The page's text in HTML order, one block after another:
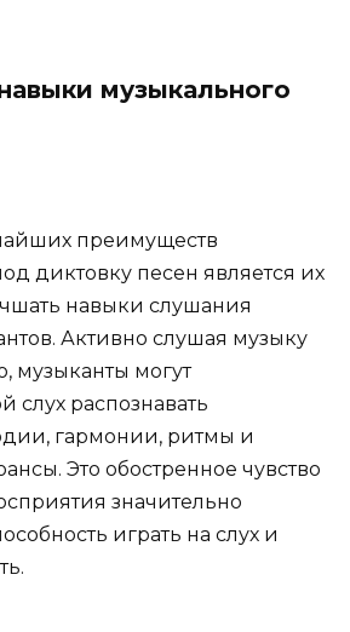
музыкального
преимуществ
диктовку песен является их
навыки слушания
Активно слушая музыку
музыканты могут
слух распознавать
гармонии, ритмы и
Это обостренное чувство
значительно
играть на слух и